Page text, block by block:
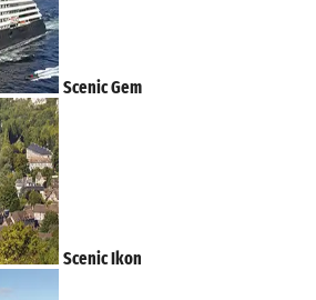
Scenic Gem
Scenic Ikon